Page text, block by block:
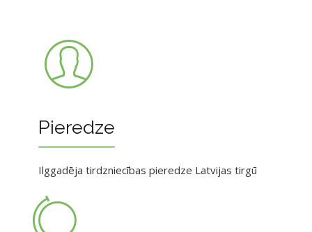
Pieredze
Ilggadēja tirdzniecības pieredze Latvijas tirgū